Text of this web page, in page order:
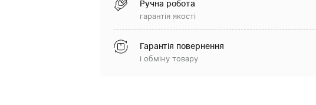
Ручна робота
гарантія якості
Гарантія повернення
і обміну товару